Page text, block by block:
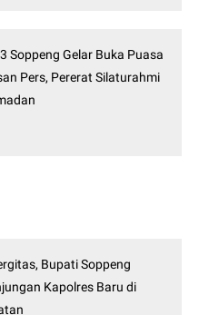
Soppeng Gelar Buka Puasa
Pers, Pererat Silaturahmi
Bupati Soppeng
Kapolres Baru di